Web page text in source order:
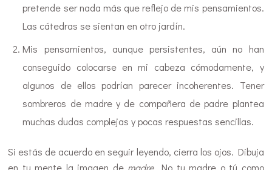
pretende ser nada más que reflejo de mis pensamientos.
Las cátedras se sientan en otro jardín.
Mis pensamientos, aunque persistentes, aún no han
conseguido colocarse en mi cabeza cómodamente, y
algunos de ellos podrían parecer incoherentes. Tener
sombreros de madre y de compañera de padre plantea
muchas dudas complejas y pocas respuestas sencillas.
Si estás de acuerdo en seguir leyendo, cierra los ojos. Dibuja
en tu mente la imagen de madre. No tu madre o tú como